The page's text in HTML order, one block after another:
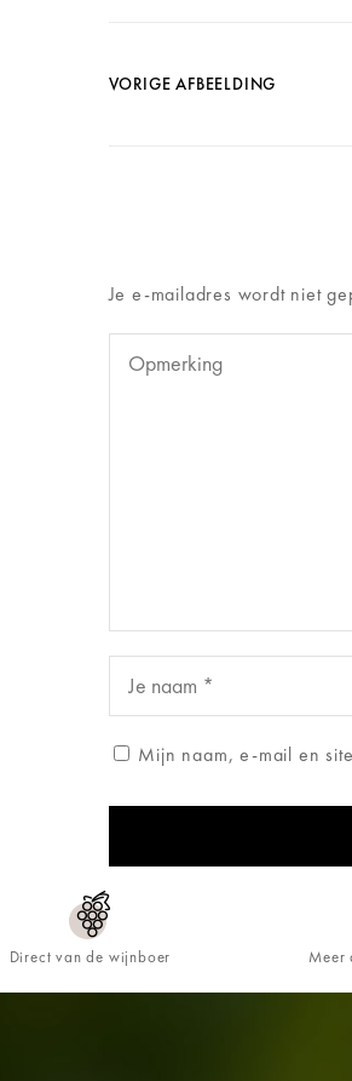
VORIGE AFBEELDING
Je e-mailadres wordt niet
Mijn naam, e-mail en
Direct van de wijnboer Meer